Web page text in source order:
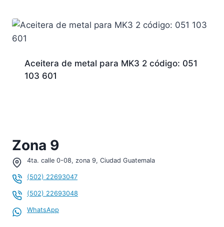
Aceitera de metal para MK3 2 código: 051
103 601
Zona 9
4ta. calle 0-08, zona 9, Ciudad Guatemala
(502) 22693047
(502) 22693048
WhatsApp